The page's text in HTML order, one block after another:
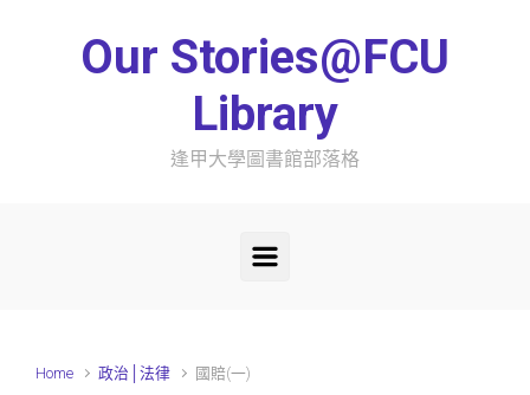
Our Stories@FCU
Library
逢甲大學圖書館部落格
Home 政治│法律 國賠(一)